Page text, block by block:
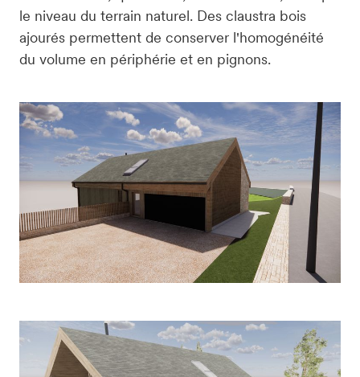
le niveau du terrain naturel. Des claustra bois
ajourés permettent de conserver l'homogénéité
du volume en périphérie et en pignons.